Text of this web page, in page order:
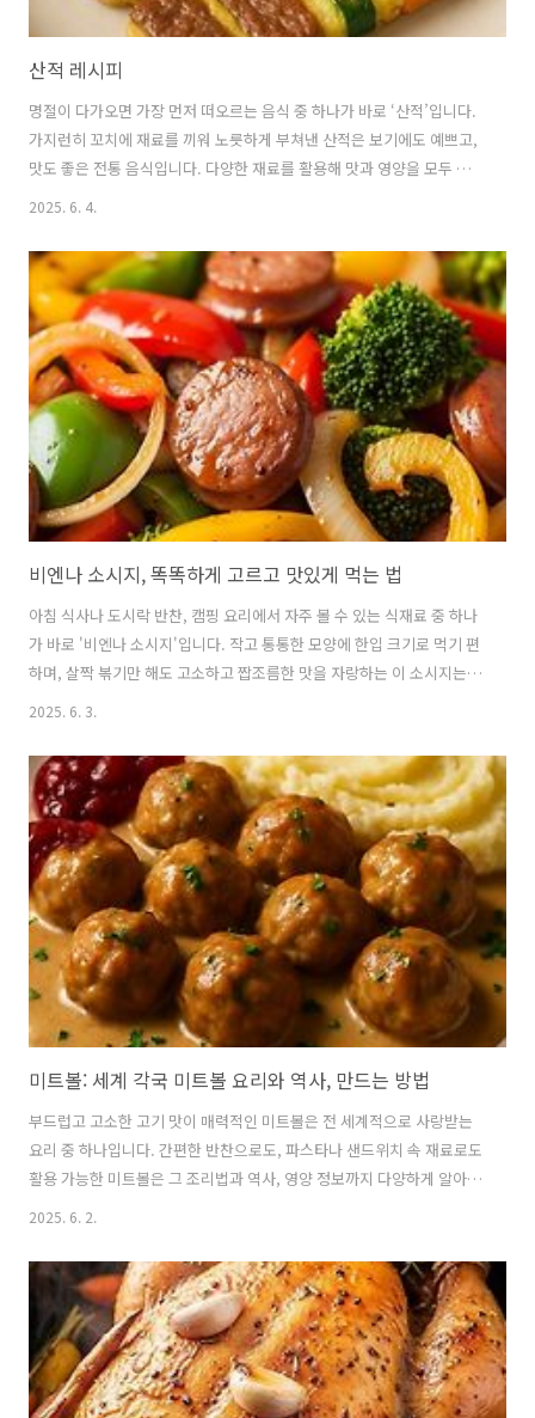
산적 레시피
명절이 다가오면 가장 먼저 떠오르는 음식 중 하나가 바로 ‘산적’입니다.
가지런히 꼬치에 재료를 끼워 노릇하게 부쳐낸 산적은 보기에도 예쁘고,
맛도 좋은 전통 음식입니다. 다양한 재료를 활용해 맛과 영양을 모두 챙
자세하게 소개하겠습니다. 1. 산적이란 무엇인가요?‘산적’은 고기, 채소,
해산물 등 다양한 재료를 꼬치에 꿰어 양념한 뒤 부쳐내거나 구워서 만드
는 한국 전통 음식입니다.조선시대 궁중 요리로도 자주 등장했던 산적은
그 모양새가 단정하고 품격 있어 손님상이나 제사상에도 자주 오릅니다.
보통은 얇게 썬 쇠고기, 맛살, 햄, 애호박, 파프리카, 당근 등을 사..
2025. 6. 4.
비엔나 소시지, 똑똑하게 고르고 맛있게 먹는 법
아침 식사나 도시락 반찬, 캠핑 요리에서 자주 볼 수 있는 식재료 중 하나
가 바로 '비엔나 소시지'입니다. 작고 통통한 모양에 한입 크기로 먹기 편
하며, 살짝 볶기만 해도 고소하고 짭조름한 맛을 자랑하는 이 소시지는
오랜 시간 사랑받아 왔습니다. 비엔나 소시지의 기원부터 제조 과정, 활
의 유래와 역사 🥣 비엔나 소시지란 무엇인가요?비엔나 소시지는 원래
오스트리아의 수도 비엔나에서 유래한 소시지로, 독일어로는 ‘비너
(Frankfurter Würstchen)’라 불립니다.원조는 쇠고기와 돼지고기를 섞
어 만든 것이며, 천연 케이싱(소장 등)을 사용해 훈연한 것이 특징입니다.
하지만 현재 한국에서 통용되는 '비엔나 소시지'는 원조와는 ..
2025. 6. 3.
미트볼: 세계 각국 미트볼 요리와 역사, 만드는 방법
부드럽고 고소한 고기 맛이 매력적인 미트볼은 전 세계적으로 사랑받는
요리 중 하나입니다. 간편한 반찬으로도, 파스타나 샌드위치 속 재료로도
활용 가능한 미트볼은 그 조리법과 역사, 영양 정보까지 다양하게 알아둘
미트볼이란 무엇인가미트볼(meatball)은 말 그대로 다진 고기를 공처럼
동그랗게 뭉쳐서 조리하는 요리입니다.우리말로는 '고기 완자'라고도 불
리며, 서양에서는 'meatball'이라고 하지만 미국에서는 '밑벌스'라고 발
음합니다.기본적으로 갈은 고기에 각종 부재료와 양념을 넣고 동글동글
하게 빚어서 튀기거나 구워서 만드는 요리로,전 세계 다양한 문..
2025. 6. 2.